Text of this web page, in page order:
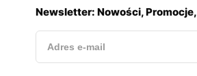
Newsletter: Nowości, Promocje,